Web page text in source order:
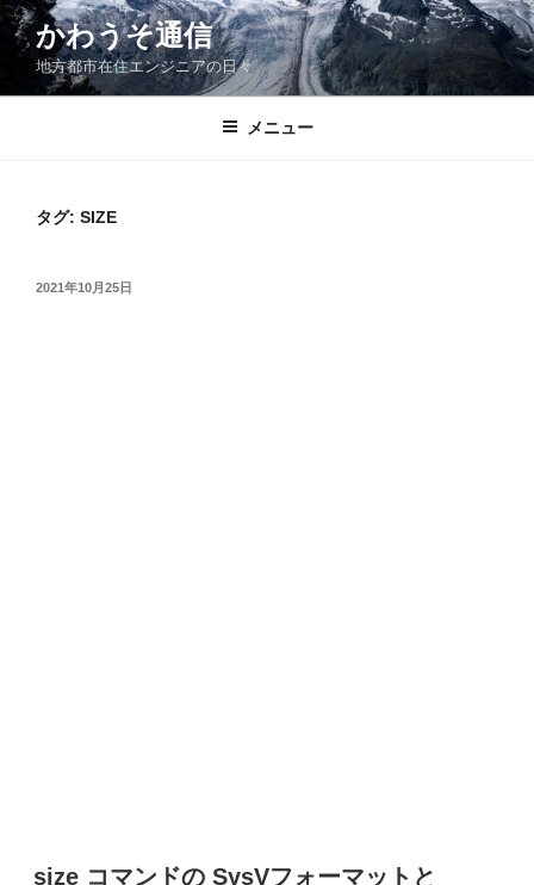
コ
ン
ン
かわうそ通信
地方都市在住エンジニアの日々
メニュー
タグ: SIZE
投
2021年10月25日
size コマンドの SysVフォーマットと